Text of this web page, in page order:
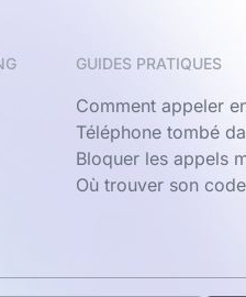
GUIDES PRATIQUES
Comment appeler
Téléphone tombé
Bloquer les appels
Où trouver son